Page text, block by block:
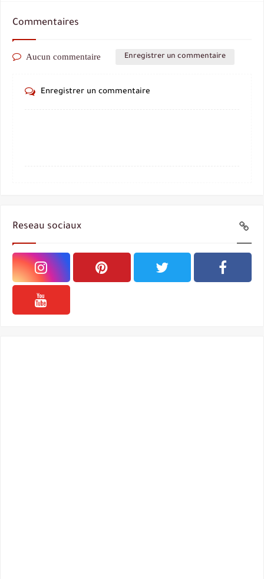
Commentaires
Aucun commentaire Enregistrer un commentaire
Enregistrer un commentaire
Reseau sociaux